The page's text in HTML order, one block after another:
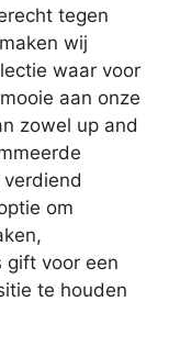
tegen
wij
waar voor
aan onze
zowel up and
om
gift voor een
te houden